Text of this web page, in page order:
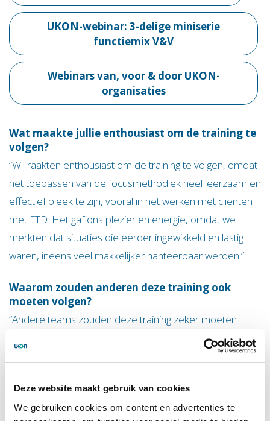
Deze website maakt gebruik van cookies
We gebruiken cookies om content en advertenties te
UKON-webinar: 3-delige miniserie
functiemix V&V
Webinars van, voor & door UKON-
organisaties
Wat maakte jullie enthousiast om de training te
volgen?
“Wij raakten enthousiast om de training te volgen, omdat
het toepassen van de focusmethodiek heel leerzaam en
effectief bleek te zijn, vooral in het werken met cliënten
met FTD. Het gaf ons plezier en energie, omdat we
merkten dat situaties die eerder ingewikkeld en lastig
waren, ineens veel makkelijker hanteerbaar werden.”
Waarom zouden anderen deze training ook
moeten volgen?
“Andere teams zouden deze training zeker moeten
volgen, omdat het bewustzijn vergroot van momenten
waarop je beter kunt volgen of juist sturen. Dit heeft
en voor de familieleden, omdat je hen beter kunt
activeren en ondersteunen. Het is bovendien belangrijk